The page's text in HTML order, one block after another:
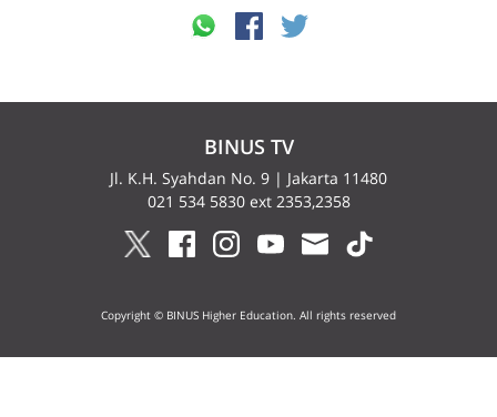
BINUS TV
Jl. K.H. Syahdan No. 9 | Jakarta 11480
021 534 5830 ext 2353,2358
Copyright © BINUS Higher Education. All rights reserved